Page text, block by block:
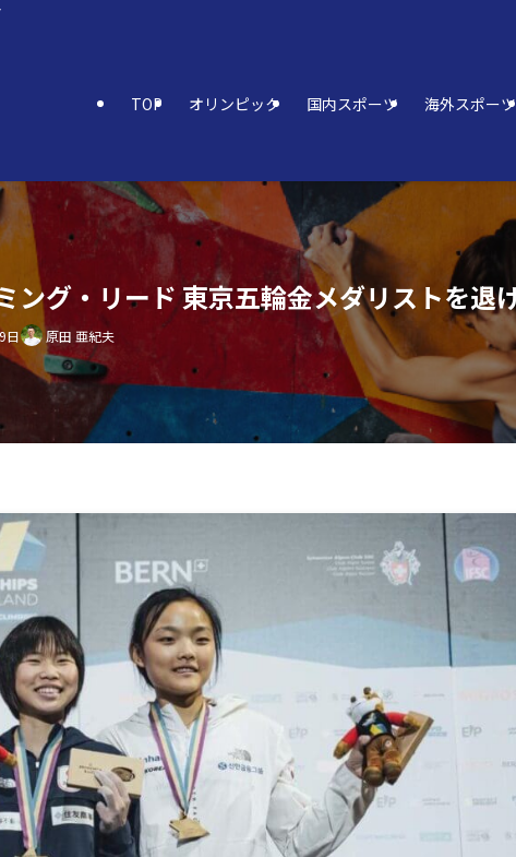
TOP オリンピック 国内スポーツ 海外スポーツ
ング・リード 東京五輪金メダリストを退
日 原田 亜紀夫